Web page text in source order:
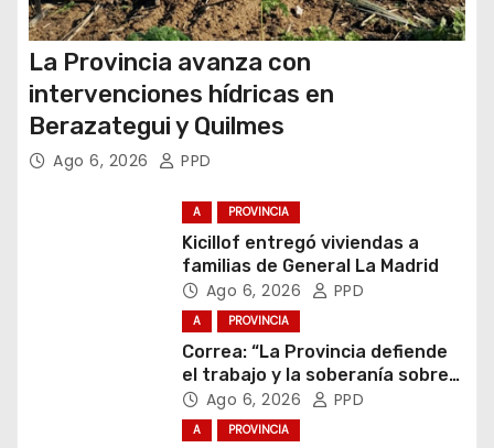
La Provincia avanza con
intervenciones hídricas en
Berazategui y Quilmes
Ago 6, 2026 PPD
A PROVINCIA
Kicillof entregó viviendas a
familias de General La Madrid
Ago 6, 2026 PPD
A PROVINCIA
Correa: “La Provincia defiende
el trabajo y la soberanía sobre
puertos y ríos”
Ago 6, 2026 PPD
A PROVINCIA